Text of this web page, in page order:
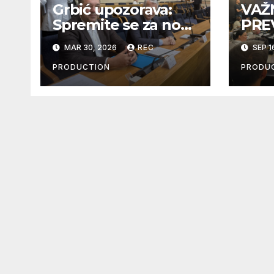
Grbić upozorava:
Spremite se za novi
talas odlazaka u
Njemačku
MAR 30, 2026 REC
PRODUCTION
SEP